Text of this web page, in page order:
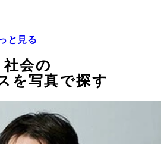
と見る
社会の
を写真で探す